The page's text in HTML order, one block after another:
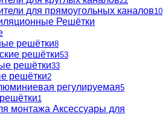
для прямоугольных каналов10
Решётки
решётки8
решётки53
решётки33
решётки2
регулируемая5
1
Аксессуары для